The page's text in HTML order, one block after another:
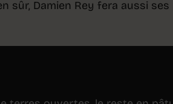
sûr, Damien Rey fera aussi